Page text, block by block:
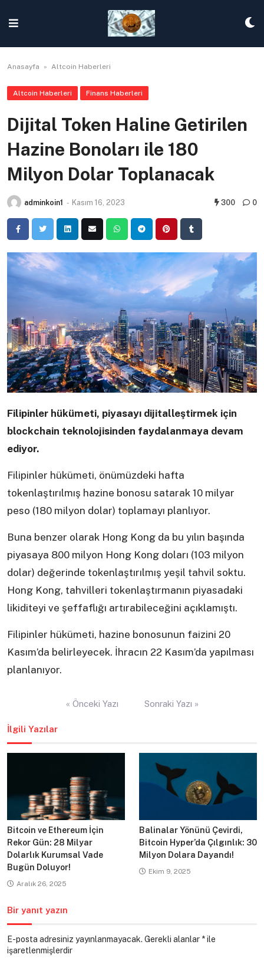
content
Anasayfa » Altcoin Haberleri
Altcoin Haberleri Finans Haberleri
Dijital Token Haline Getirilen
Hazine Bonoları ile 180
Milyon Dolar Toplanacak
adminkoin1 - Kasım 16, 2023 300 0
Filipinler hükümeti, piyasayı dijitalleştirmek için
blockchain teknolojisinden faydalanmaya devam
ediyor.
Filipinler hükümeti, önümüzdeki hafta
tokenlaştırılmış hazine bonosu satarak 10 milyar
peso (180 milyon dolar) toplamayı planlıyor.
Buna benzer olarak Hong Kong da bu yılın başında
piyasaya 800 milyon Hong Kong doları (103 milyon
dolar) değerinde tokenlaştırılmış yeşil tahvil soktu.
Hong Kong, tahvilleri tokenlaştırmanın piyasadaki
likiditeyi ve şeffaflığı artırabileceğini açıklamıştı.
Filipinler hükümeti, hazine bonosunun faizini 20
Kasım’da belirleyecek. İhracın 22 Kasım’da yapılması
planlanıyor.
« Önceki Yazı Sonraki Yazı »
İlgili Yazılar
Bitcoin ve Ethereum İçin
Rekor Gün: 28 Milyar
Dolarlık Kurumsal Vade
Bugün Doluyor!
Aralık 26, 2025
Balinalar Yönünü Çevirdi,
Bitcoin Hyper’da Çılgınlık: 30
Milyon Dolara Dayandı!
Ekim 9, 2025
Bir yanıt yazın
E-posta adresiniz yayınlanmayacak. Gerekli alanlar *ile
işaretlenmişlerdir